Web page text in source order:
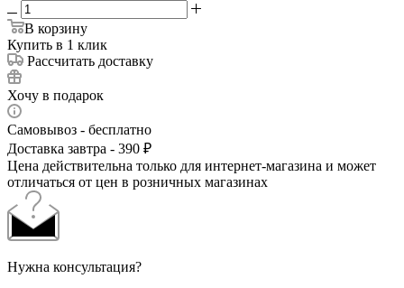
В корзину
Купить в 1 клик
Рассчитать доставку
Хочу в подарок
Самовывоз - бесплатно
Доставка завтра - 390 ₽
Цена действительна только для интернет-магазина и может
отличаться от цен в розничных магазинах
Нужна консультация?